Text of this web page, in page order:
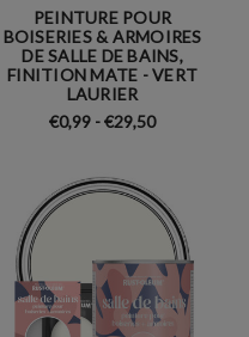
PEINTURE POUR
BOISERIES & ARMOIRES
DE SALLE DE BAINS,
FINITION MATE - VERT
LAURIER
€0,99 - €29,50